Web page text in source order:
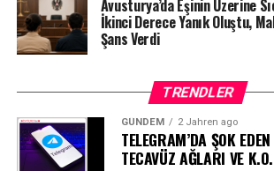
Avusturya’da Eşinin Üzerine
İkinci Derece Yanık Oluştu,
Şans Verdi
TRENDLER
GÜNDEM 2 Jahren ago
TELEGRAM’DA ŞOK
TECAVÜZ AĞLARI VE